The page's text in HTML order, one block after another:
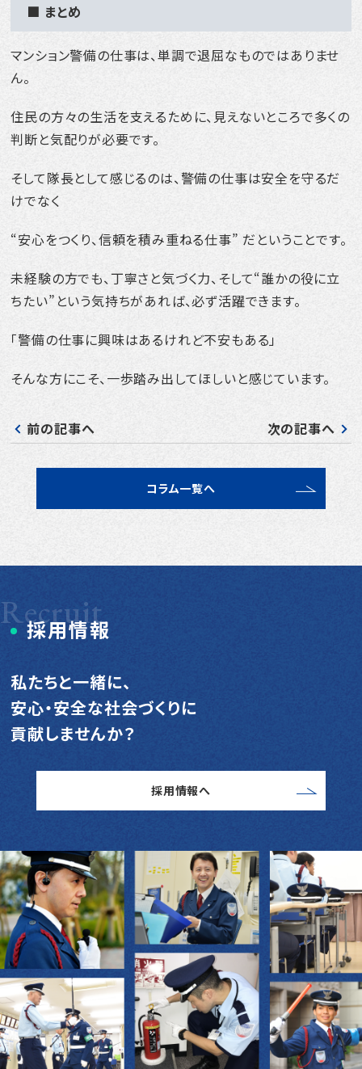
■ まとめ
マンション警備の仕事は、単調で退屈なものではありませ
ん。
住民の方々の生活を支えるために、見えないところで多くの
判断と気配りが必要です。
そして隊長として感じるのは、警備の仕事は安全を守るだ
けでなく
“安心をつくり、信頼を積み重ねる仕事” だということです。
未経験の方でも、丁寧さと気づく力、そして“誰かの役に立
ちたい”という気持ちがあれば、必ず活躍できます。
「警備の仕事に興味はあるけれど不安もある」
そんな方にこそ、一歩踏み出してほしいと感じています。
前の記事へ 次の記事へ
コラム一覧へ
Recruit
採用情報
私たちと一緒に、
安心・安全な社会づくりに
貢献しませんか？
採用情報へ